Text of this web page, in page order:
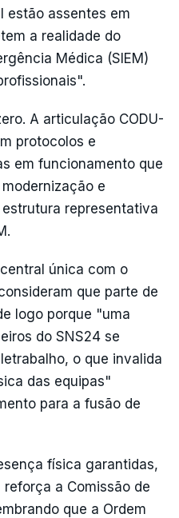
estão assentes em
a realidade do
Médica (SIEM)
A articulação CODU-
protocolos e
em funcionamento que
e
representativa
única com o
que parte de
logo porque "uma
do SNS24 se
o que invalida
das equipas"
para a fusão de
física garantidas,
a Comissão de
que a Ordem